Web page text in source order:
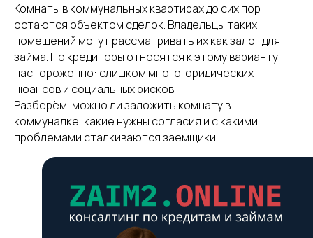
Комнаты в коммунальных квартирах до сих пор
остаются объектом сделок. Владельцы таких
помещений могут рассматривать их как залог для
займа. Но кредиторы относятся к этому варианту
настороженно: слишком много юридических
нюансов и социальных рисков.
Разберём, можно ли заложить комнату в
коммуналке, какие нужны согласия и с какими
проблемами сталкиваются заемщики.